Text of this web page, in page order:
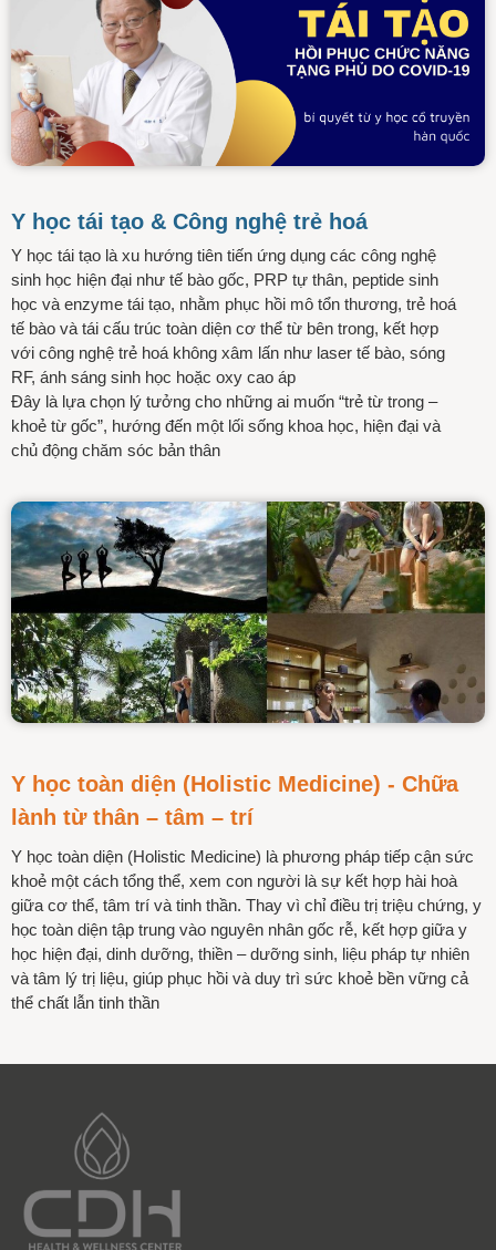
Y học tái tạo & Công nghệ trẻ hoá
Y học tái tạo là xu hướng tiên tiến ứng dụng các công nghệ
sinh học hiện đại như tế bào gốc, PRP tự thân, peptide sinh
học và enzyme tái tạo, nhằm phục hồi mô tổn thương, trẻ hoá
tế bào và tái cấu trúc toàn diện cơ thể từ bên trong, kết hợp
với công nghệ trẻ hoá không xâm lấn như laser tế bào, sóng
RF, ánh sáng sinh học hoặc oxy cao áp
Đây là lựa chọn lý tưởng cho những ai muốn “trẻ từ trong –
khoẻ từ gốc”, hướng đến một lối sống khoa học, hiện đại và
chủ động chăm sóc bản thân
Y học toàn diện (Holistic Medicine) - Chữa
lành từ thân – tâm – trí
Y học toàn diện (Holistic Medicine) là phương pháp tiếp cận sức
khoẻ một cách tổng thể, xem con người là sự kết hợp hài hoà
giữa cơ thể, tâm trí và tinh thần. Thay vì chỉ điều trị triệu chứng, y
học toàn diện tập trung vào nguyên nhân gốc rễ, kết hợp giữa y
học hiện đại, dinh dưỡng, thiền – dưỡng sinh, liệu pháp tự nhiên
và tâm lý trị liệu, giúp phục hồi và duy trì sức khoẻ bền vững cả
thể chất lẫn tinh thần